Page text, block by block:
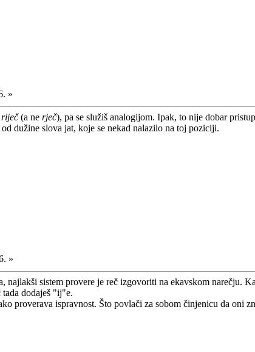
»
riječ(a ne rječ), pa se služiš analogijom. Ipak, to nije dobar
dužine slova jat, koje se nekad nalazilo na toj poziciji.
»
najlakši sistem provere je reč izgovoriti na ekavskom narečju.
tada dodaješ "ij"e.
proverava ispravnost. Što povlači za sobom činjenicu da oni